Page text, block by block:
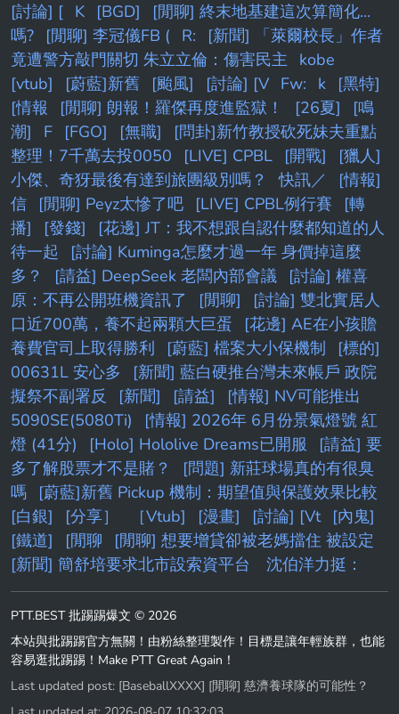
[討論] [ K [BGD]
[閒聊] 終末地基建這次算簡化...
嗎?
[閒聊] 李冠儀FB ( R:
[新聞] 「萊爾校長」作者
竟遭警方敲門關切 朱立立倫：傷害民主 kobe
[vtub]
[蔚藍]新舊 [颱風] [討論] [V Fw: k
[黑特]
[情報
[閒聊] 朗報！羅傑再度進監獄！ [26夏]
[鳴
潮]
F [FGO] [無職]
[問卦]新竹教授砍死妹夫重點
整理！7千萬去投0050
[LIVE] CPBL [開戰]
[獵人]
小傑、奇犽最後有達到旅團級別嗎？
快訊／
[情報]
信
[閒聊] Peyz太慘了吧 [LIVE] CPBL例行賽
[轉
播]
[發錢]
[花邊] JT：我不想跟自認什麼都知道的人
待一起
[討論] Kuminga怎麼才過一年 身價掉這麼
多？
[請益] DeepSeek 老闆內部會議
[討論] 權喜
原：不再公開班機資訊了
[閒聊]
[討論] 雙北實居人
口近700萬，養不起兩顆大巨蛋
[花邊] AE在小孩贍
養費官司上取得勝利
[蔚藍] 檔案大小保機制
[標的]
00631L 安心多
[新聞] 藍白硬推台灣未來帳戶 政院
擬祭不副署反
[新聞] [請益]
[情報] NV可能推出
5090SE(5080Ti)
[情報] 2026年 6月份景氣燈號 紅
燈 (41分)
[Holo] Hololive Dreams已開服
[請益] 要
多了解股票才不是賭？
[問題] 新莊球場真的有很臭
嗎
[蔚藍]新舊 Pickup 機制：期望值與保護效果比較
[白銀]
[分享］ ［Vtub] [漫畫] [討論] [Vt
[內鬼]
[鐵道]
[閒聊
[閒聊] 想要增貸卻被老媽擋住 被設定
[新聞] 簡舒培要求北市設索資平台 沈伯洋力挺：
PTT.BEST 批踢踢爆文 © 2026
本站與批踢踢官方無關！由粉絲整理製作！目標是讓年輕族群，也能
容易逛批踢踢！Make PTT Great Again！
Last updated post: [BaseballXXXX] [閒聊] 慈濟養球隊的可能性？